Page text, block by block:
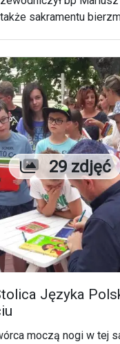
sakramentu
Liczba
29 zdjęć
Języka
moczą nogi w tej